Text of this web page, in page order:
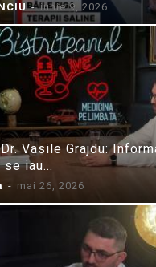
- iunie 9, 2026
Vasile Grajdu:
iau...
- mai 26, 2026